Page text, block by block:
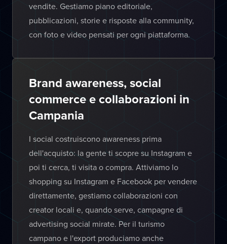
vendite. Gestiamo piano editoriale,
pubblicazioni, storie e risposte alla community,
con foto e video pensati per ogni piattaforma.
Brand awareness, social
commerce e collaborazioni in
Campania
I social costruiscono awareness prima
dell'acquisto: la gente ti scopre su Instagram e
poi ti cerca, ti visita o compra. Attiviamo lo
shopping su Instagram e Facebook per vendere
direttamente, gestiamo collaborazioni con
creator locali e, quando serve, campagne di
advertising social mirate. Per il turismo
campano e l'export produciamo anche